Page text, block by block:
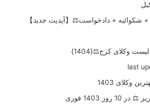
+ شکوائیه + دادخواست⚖️【آپدیت جدید】
وکلای کرج⚖️{1404}
وکلای 1403
1403 فوری